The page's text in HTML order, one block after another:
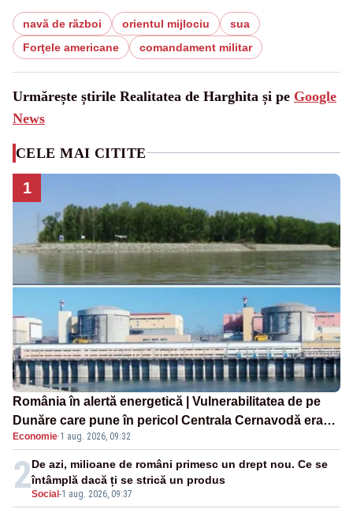
navă de război orientul mijlociu
sua
Forţele americane
comandament militar
Urmărește știrile Realitatea de Harghita și pe Google
News
CELE MAI CITITE
1
România în alertă energetică | Vulnerabilitatea de pe
Dunăre care pune în pericol Centrala Cernavodă era
cunoscută de pe vremea lui Ceaușescu
Economie·1 aug. 2026, 09:32
2Social -1 aug. 2026, 09:37
De azi, milioane de români primesc un drept nou. Ce se
întâmplă dacă ți se strică un produs